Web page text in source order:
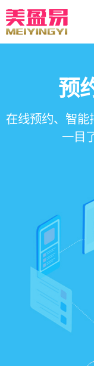
智
一站式解决养
会
会员积分、套
预
在线预约、智
一目
健
客户体质记录